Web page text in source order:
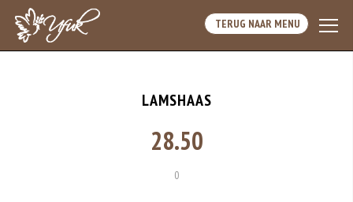
TERUG NAAR MENU
LAMSHAAS
28.50
0